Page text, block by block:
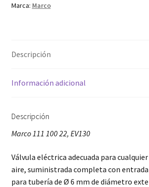
Marca: Marco
Descripción
Información adicional
Descripción
Marco 111 100 22, EV130
Válvula eléctrica adecuada para
aire, suministrada completa con entrada
para tubería de Ø 6 mm de diámetro